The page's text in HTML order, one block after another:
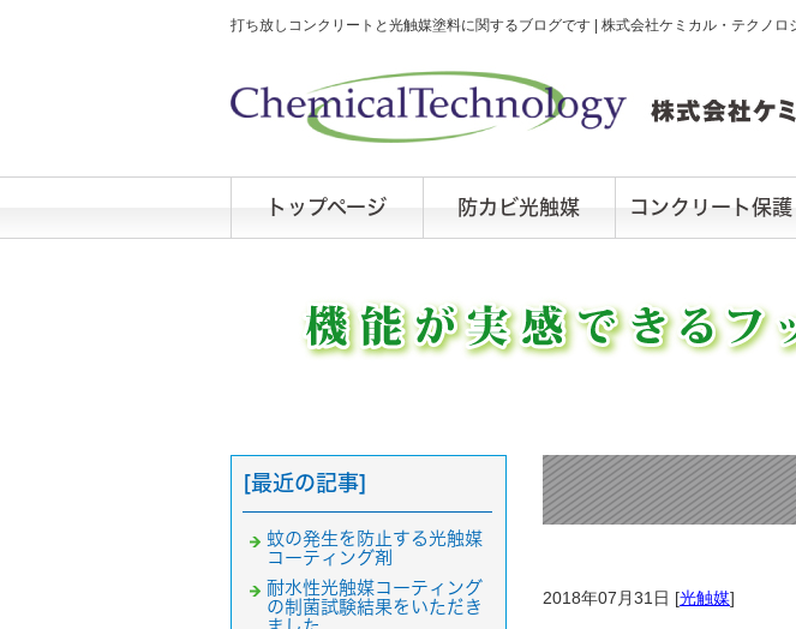
打ち放しコンクリートと光触媒塗料に関するブログです | 株式会社ケミカル・テクノ
トップページ 防カビ光触媒 コンクリート保護
2018年07月31日 [光触媒]
[最近の記事]
蚊の発生を防止する光触媒
コーティング剤
耐水性光触媒コーティング
の制菌試験結果をいただき